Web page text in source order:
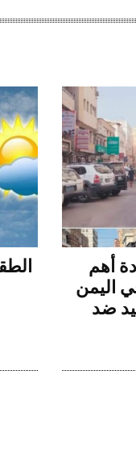
أهم
اليمن
ضد